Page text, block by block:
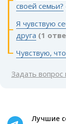
своей семьи?
Я чувствую
друга (1
Чувствую,
Задать вопрос
Лучшие